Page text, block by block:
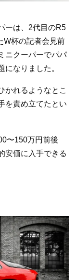
ーは、2代目のR5
W杯の記者会見前
ニクーパーでパパ
になりました。
かれるようなとこ
を責め立てたとい
〜150万円前後
安価に入手できる